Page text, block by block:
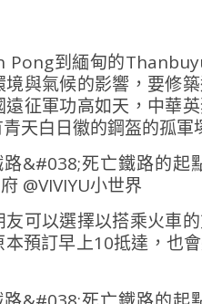
Pong到緬甸的
與氣候的影響，要修
征軍功高如天，中華
天白日徽的鋼盔的孤軍
可以選擇以搭乘火車
預訂早上10抵達，也